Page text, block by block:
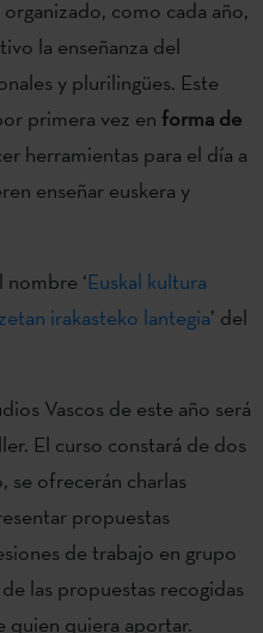
organizado, como cada año,
la enseñanza del
y plurilingües. Este
primera vez en forma de
herramientas para el día a
enseñar euskera y
‘Euskal kultura
irakasteko lantegia’ del
Vascos de este año será
El curso constará de dos
se ofrecerán charlas
propuestas
de trabajo en grupo
las propuestas recogidas
quien quiera aportar.